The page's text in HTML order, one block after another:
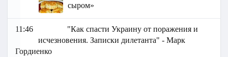
сыром»
11:46
"Как спасти Украину от поражения и
исчезновения. Записки дилетанта" - Марк
Гордиенко